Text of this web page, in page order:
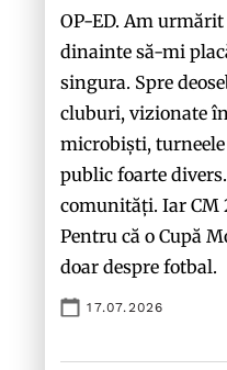
OP-ED. Am
dinainte să-mi
singura. Spre
cluburi, vizionate
microbiști,
public foarte
comunități. Iar CM
Pentru că o Cupă
doar despre fotbal.
17.07.2026